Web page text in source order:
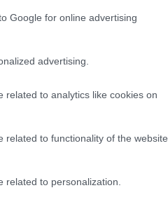
Google for online advertising
advertising.
related to analytics like cookies on
related to functionality of the website
related to personalization.
amplia gama de